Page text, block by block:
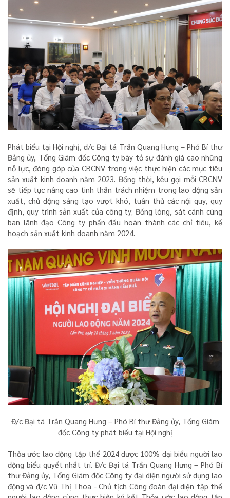
Phát biểu tại Hội nghị, đ/c Đại tá Trần Quang Hưng – Phó Bí thư
Đảng ủy, Tổng Giám đốc Công ty bày tỏ sự đánh giá cao những
nỗ lực, đóng góp của CBCNV trong việc thực hiện các mục tiêu
sản xuất kinh doanh năm 2023. Đồng thời, kêu gọi mỗi CBCNV
sẽ tiếp tục nâng cao tinh thần trách nhiệm trong lao động sản
xuất, chủ động sáng tạo vượt khó, tuân thủ các nội quy, quy
định, quy trình sản xuất của công ty; Đồng lòng, sát cánh cùng
ban lãnh đạo Công ty phấn đấu hoàn thành các chỉ tiêu, kế
hoạch sản xuất kinh doanh năm 2024.
Đ/c Đại tá Trần Quang Hưng – Phó Bí thư Đảng ủy, Tổng Giám
đốc Công ty phát biểu tại Hội nghị
Thỏa ước lao động tập thể 2024 được 100% đại biểu người lao
động biểu quyết nhất trí. Đ/c Đại tá Trần Quang Hưng – Phó Bí
thư Đảng ủy, Tổng Giám đốc Công ty đại diện người sử dụng lao
động và đ/c Vũ Thị Thoa - Chủ tịch Công đoàn đại diện tập thể